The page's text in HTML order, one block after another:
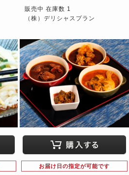
販売中 在庫数 1
（株）デリシャスプラン
お届け日の指定が可能です